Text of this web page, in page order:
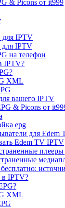
& Picons от it999
для IPTV
для IPTV
на телефон
IPTV?
XML
вашего IPTV
& Picons от
epg
для Edem
Edem TV IPTV
в IPTV?
XML